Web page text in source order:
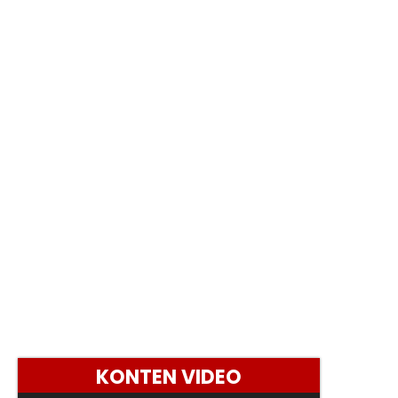
KONTEN VIDEO